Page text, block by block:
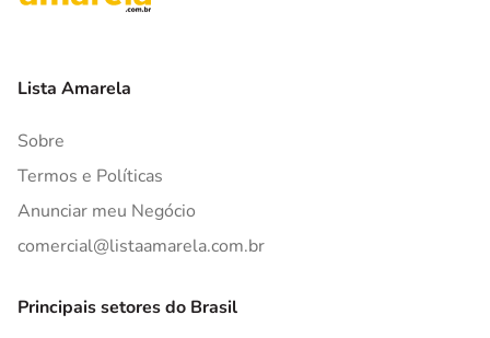
Lista Amarela
Sobre
Termos e Políticas
Anunciar meu Negócio
comercial@listaamarela.com.br
Principais setores do Brasil